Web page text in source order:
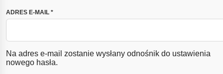
ADRES E-MAIL *WYMAGANE
Na adres e-mail zostanie wysłany odnośnik do ustawienia
nowego hasła.